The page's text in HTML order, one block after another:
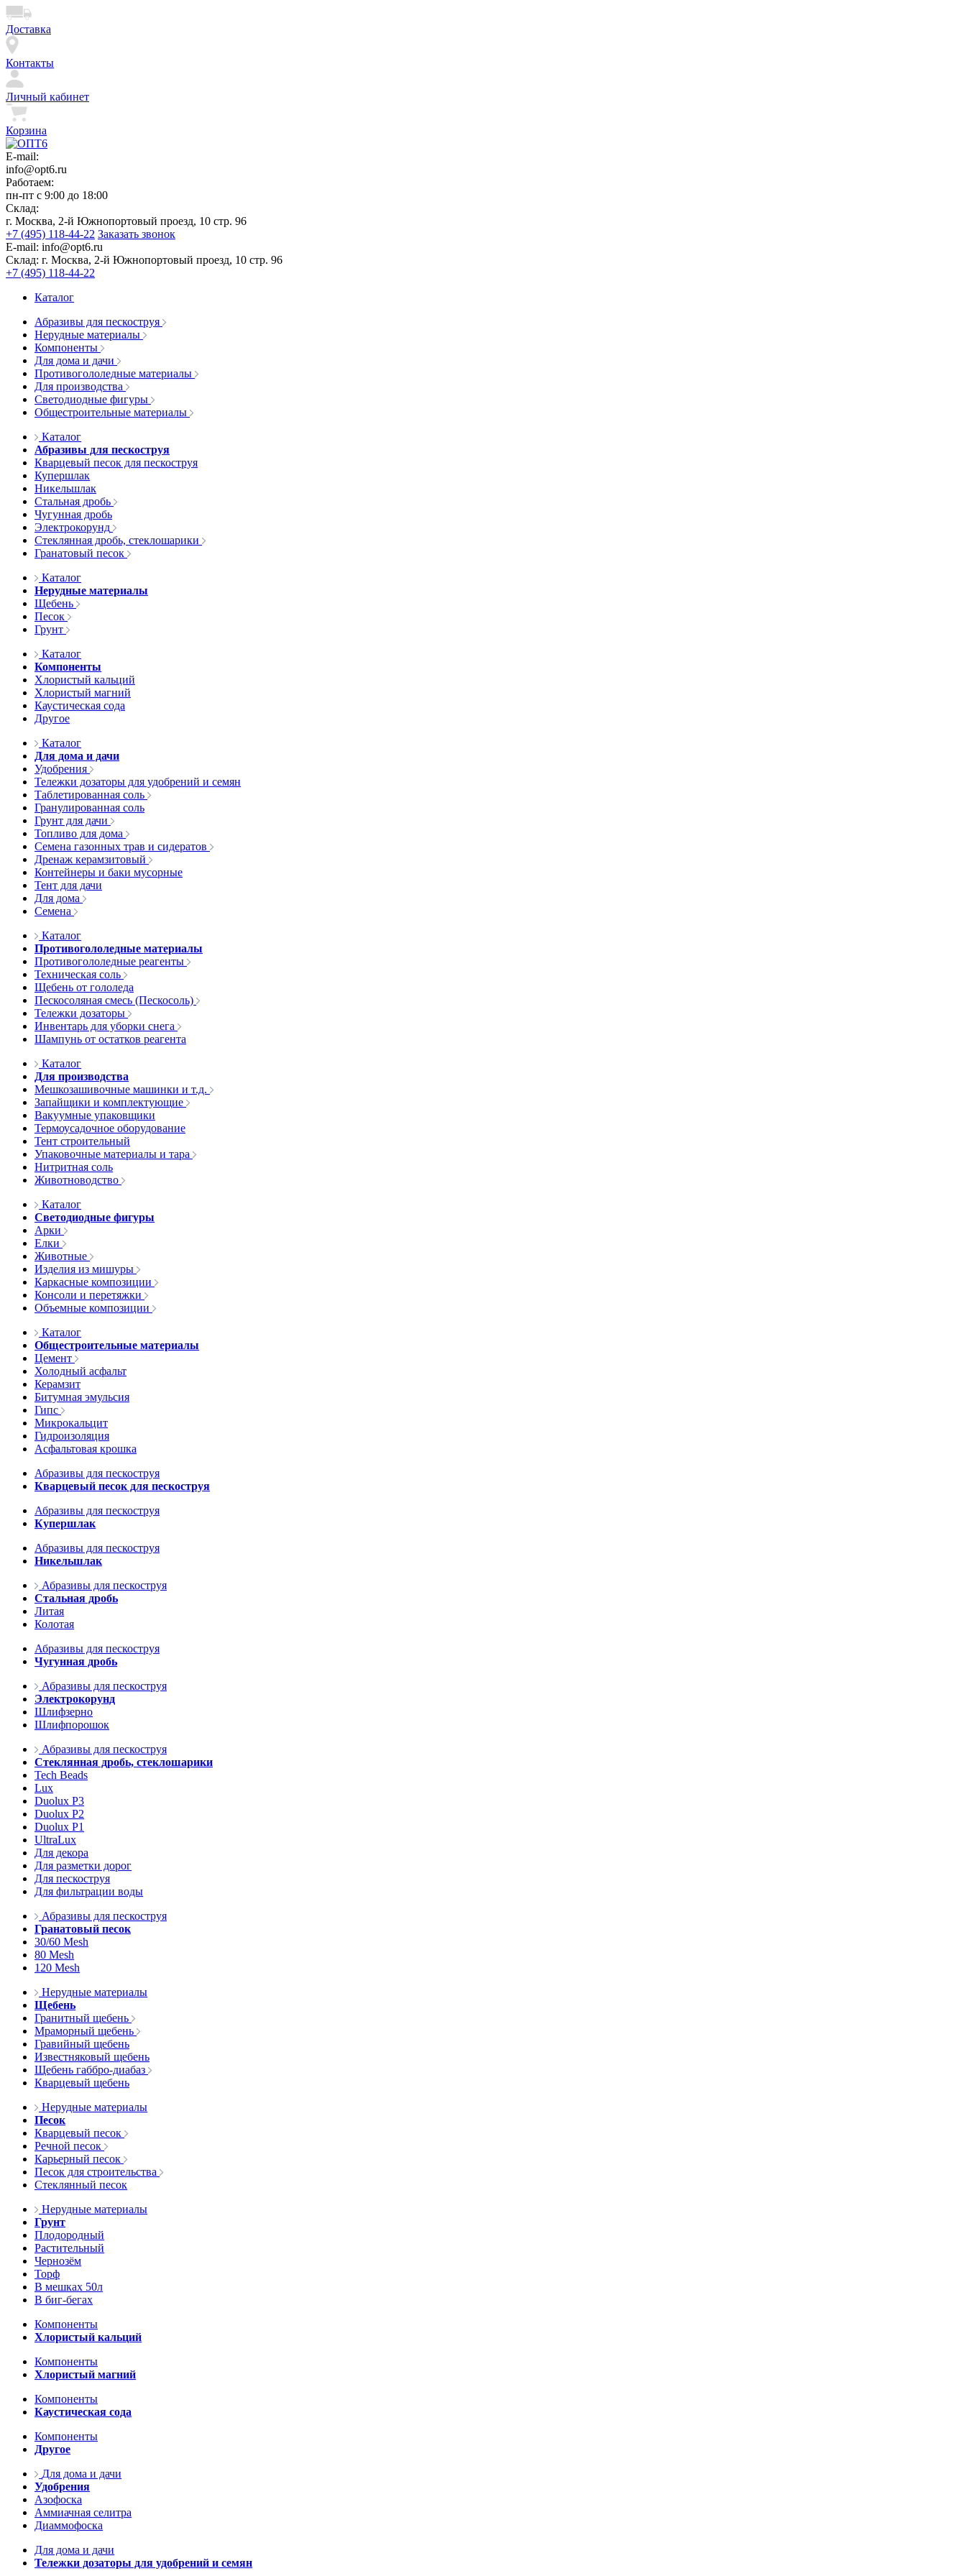
Доставка
Контакты
Личный кабинет
Корзина
E-mail:
info@opt6.ru
Работаем:
пн-пт с 9:00 до 18:00
Склад:
г. Москва, 2-й Южнопортовый проезд, 10 стр. 96
+7 (495) 118-44-22 Заказать звонок
E-mail: info@opt6.ru
Склад: г. Москва, 2-й Южнопортовый проезд, 10 стр. 96
+7 (495) 118-44-22
Каталог
Абразивы для пескоструя
Нерудные материалы
Компоненты
Для дома и дачи
Противогололедные материалы
Для производства
Светодиодные фигуры
Общестроительные материалы
Каталог
Абразивы для пескоструя
Кварцевый песок для пескоструя
Купершлак
Никельшлак
Стальная дробь
Чугунная дробь
Электрокорунд
Стеклянная дробь, стеклошарики
Гранатовый песок
Каталог
Нерудные материалы
Щебень
Песок
Грунт
Каталог
Компоненты
Хлористый кальций
Хлористый магний
Каустическая сода
Другое
Каталог
Для дома и дачи
Удобрения
Тележки дозаторы для удобрений и семян
Таблетированная соль
Гранулированная соль
Грунт для дачи
Топливо для дома
Семена газонных трав и сидератов
Дренаж керамзитовый
Контейнеры и баки мусорные
Тент для дачи
Для дома
Семена
Каталог
Противогололедные материалы
Противогололедные реагенты
Техническая соль
Щебень от гололеда
Пескосоляная смесь (Пескосоль)
Тележки дозаторы
Инвентарь для уборки снега
Шампунь от остатков реагента
Каталог
Для производства
Мешкозашивочные машинки и т.д.
Запайщики и комплектующие
Вакуумные упаковщики
Термоусадочное оборудование
Тент строительный
Упаковочные материалы и тара
Нитритная соль
Животноводство
Каталог
Светодиодные фигуры
Арки
Елки
Животные
Изделия из мишуры
Каркасные композиции
Консоли и перетяжки
Объемные композиции
Каталог
Общестроительные материалы
Цемент
Холодный асфальт
Керамзит
Битумная эмульсия
Гипс
Микрокальцит
Гидроизоляция
Асфальтовая крошка
Абразивы для пескоструя
Кварцевый песок для пескоструя
Абразивы для пескоструя
Купершлак
Абразивы для пескоструя
Никельшлак
Абразивы для пескоструя
Стальная дробь
Литая
Колотая
Абразивы для пескоструя
Чугунная дробь
Абразивы для пескоструя
Электрокорунд
Шлифзерно
Шлифпорошок
Абразивы для пескоструя
Стеклянная дробь, стеклошарики
Tech Beads
Lux
Duolux P3
Duolux P2
Duolux P1
UltraLux
Для декора
Для разметки дорог
Для пескоструя
Для фильтрации воды
Абразивы для пескоструя
Гранатовый песок
30/60 Mesh
80 Mesh
120 Mesh
Нерудные материалы
Щебень
Гранитный щебень
Мраморный щебень
Гравийный щебень
Известняковый щебень
Щебень габбро-диабаз
Кварцевый щебень
Нерудные материалы
Песок
Кварцевый песок
Речной песок
Карьерный песок
Песок для строительства
Стеклянный песок
Нерудные материалы
Грунт
Плодородный
Растительный
Чернозём
Торф
В мешках 50л
В биг-бегах
Компоненты
Хлористый кальций
Компоненты
Хлористый магний
Компоненты
Каустическая сода
Компоненты
Другое
Для дома и дачи
Удобрения
Азофоска
Аммиачная селитра
Диаммофоска
Для дома и дачи
Тележки дозаторы для удобрений и семян